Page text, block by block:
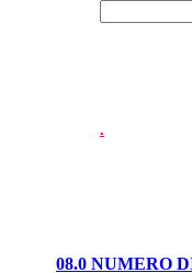
.
08.0 NUMERO